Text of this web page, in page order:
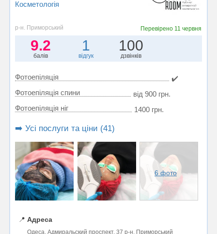
Косметологія
р-н. Приморський Перевірено 11 червня
9.2
балів
1
відгук
100
дзвінків
Фотоепіляція
✔️
Фотоепіляція спини
від 900 грн.
Фотоепіляція ніг
1400 грн.
➡️ Усі послуги та ціни (41)
6 фото
📍 Адреса
Одеса, Адмиральский проспект, 37 р-н. Приморський